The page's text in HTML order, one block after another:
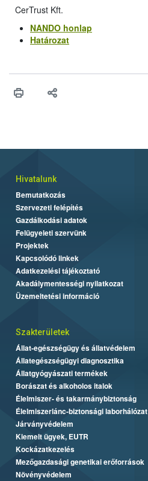
CerTrust Kft.
NANDO honlap
Határozat
Hivatalunk
Bemutatkozás
Szervezeti felépítés
Gazdálkodási adatok
Felügyeleti szervünk
Projektek
Kapcsolódó linkek
Adatkezelési tájékoztató
Akadálymentességi nyilatkozat
Üzemeltetési információ
Szakterületek
Állat-egészségügy és állatvédelem
Állategészségügyi diagnosztika
Állatgyógyászati termékek
Borászat és alkoholos italok
Élelmiszer- és takarmánybiztonság
Élelmiszerlánc-biztonsági laborhálózat
Járványvédelem
Kiemelt ügyek, EUTR
Kockázatkezelés
Mezőgazdasági genetikai erőforrások
Növényvédelem